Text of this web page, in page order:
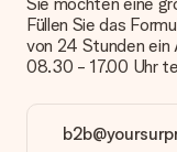
hochwertige Fotos
bist, ob dein Bild die
dich bitte an
möchtest. Unser
dich überprüfen!
Füllen Sie das
von 24 Stunden ein
08.30 - 17.00 Uhr